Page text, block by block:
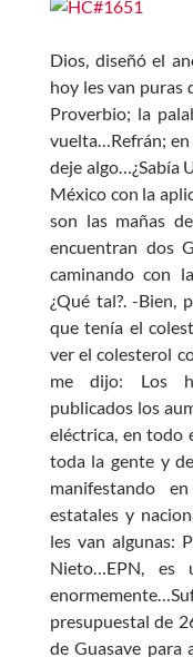
e
b
o
o
k
at
s
A
p
p
Dios, diseñó el
hoy les van puras
Proverbio; la
vuelta…Refrán; en
deje algo…¿Sabía
México con la
son las mañas
encuentran dos
caminando con
¿Qué tal?. -Bien,
que tenía el
ver el colesterol
me dijo: Los
publicados los
eléctrica, en todo
toda la gente y
manifestando
estatales y
les van algunas:
Nieto…EPN, es
presupuestal de
de Guasave para